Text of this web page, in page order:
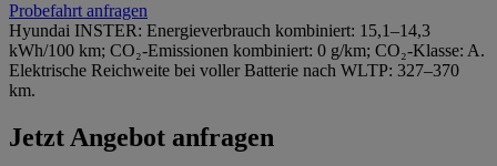
Probefahrt anfragen
Hyundai INSTER: Energieverbrauch kombiniert: 15,1–14,3
kWh/100 km; CO₂-Emissionen kombiniert: 0 g/km; CO₂-Klasse: A.
Elektrische Reichweite bei voller Batterie nach WLTP: 327–370
km.
Jetzt Angebot anfragen